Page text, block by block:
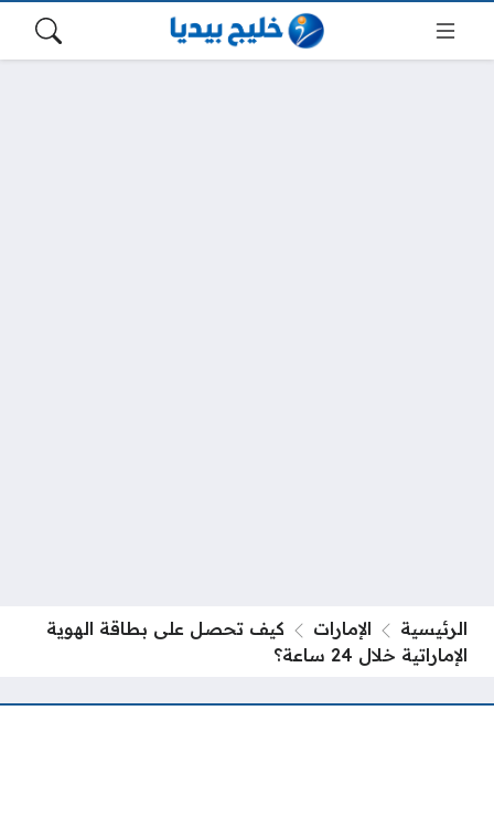
الرئيسية الإمارات
كيف تحصل على بطاقة الهوية
الإماراتية خلال 24 ساعة؟